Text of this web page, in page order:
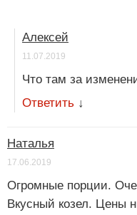
Алексей
11.07.2019
Что там за
Ответить ↓
Наталья
17.06.2019
Огромные порции.
Вкусный козел. Цены